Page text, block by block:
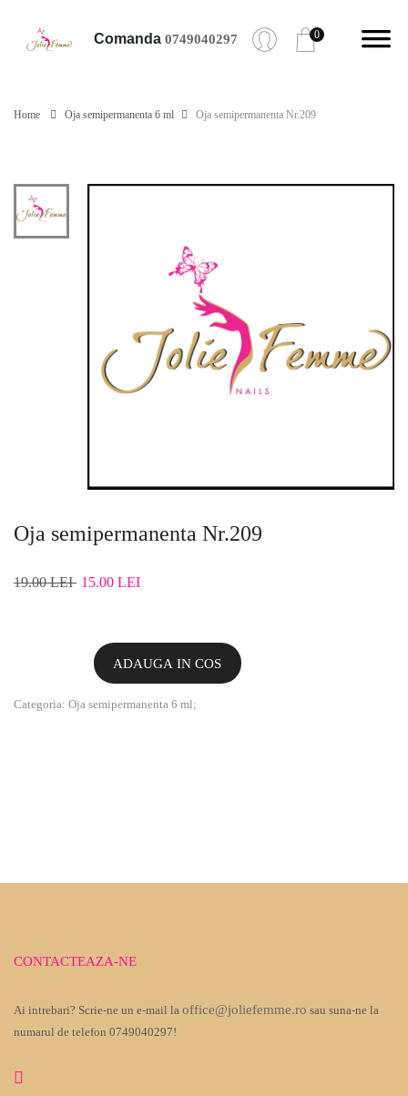
Comanda 0749040297 0
Home Oja semipermanenta 6 ml Oja semipermanenta Nr.209
Oja semipermanenta Nr.209
19.00 LEI 15.00 LEI
ADAUGA IN COS
Categoria: Oja semipermanenta 6 ml;
CONTACTEAZA-NE
Ai intrebari? Scrie-ne un e-mail la office@joliefemme.ro sau suna-ne la
numarul de telefon 0749040297!